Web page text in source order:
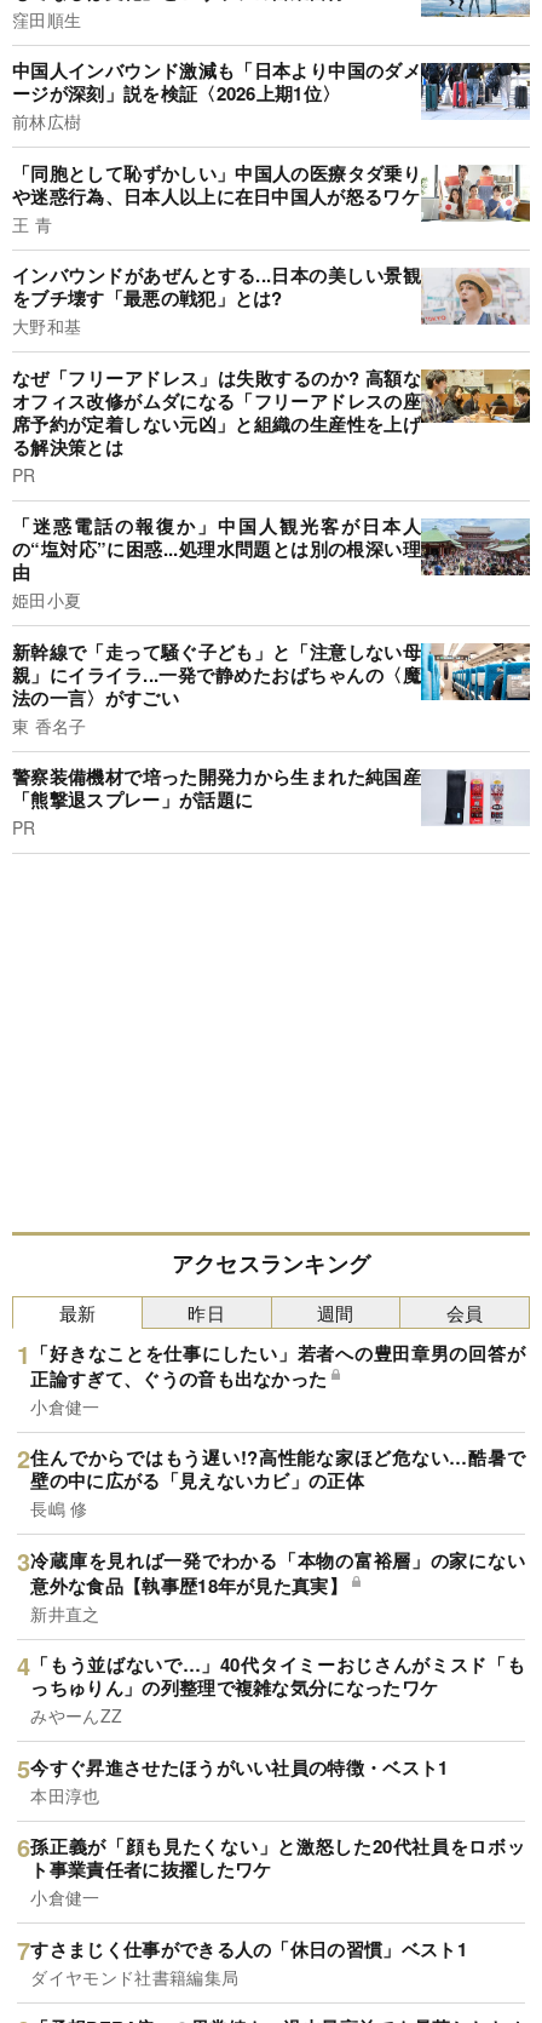
窪田順生
中国人インバウンド激減も「日本より中国のダメ
ージが深刻」説を検証〈2026上期1位〉
前林広樹
「同胞として恥ずかしい」中国人の医療タダ乗り
や迷惑行為、日本人以上に在日中国人が怒るワケ
王 青
インバウンドがあぜんとする...日本の美しい景観
をブチ壊す「最悪の戦犯」とは?
大野和基
なぜ「フリーアドレス」は失敗するのか? 高額な
オフィス改修がムダになる「フリーアドレスの座
席予約が定着しない元凶」と組織の生産性を上げ
る解決策とは
PR
「迷惑電話の報復か」中国人観光客が日本人
の“塩対応”に困惑...処理水問題とは別の根深い理
由
姫田小夏
新幹線で「走って騒ぐ子ども」と「注意しない母
親」にイライラ...一発で静めたおばちゃんの〈魔
法の一言〉がすごい
東 香名子
警察装備機材で培った開発力から生まれた純国産
「熊撃退スプレー」が話題に
PR
アクセスランキング
最新
「好きなことを仕事にしたい」若者への豊田章男の回答が
正論すぎて、ぐうの音も出なかった
小倉健一
住んでからではもう遅い!?高性能な家ほど危ない…酷暑で
壁の中に広がる「見えないカビ」の正体
長嶋 修
冷蔵庫を見れば一発でわかる「本物の富裕層」の家にない
意外な食品【執事歴18年が見た真実】
新井直之
「もう並ばないで…」40代タイミーおじさんがミスド「も
っちゅりん」の列整理で複雑な気分になったワケ
みやーんZZ
今すぐ昇進させたほうがいい社員の特徴・ベスト1
本田淳也
孫正義が「顔も見たくない」と激怒した20代社員をロボッ
ト事業責任者に抜擢したワケ
小倉健一
すさまじく仕事ができる人の「休日の習慣」ベスト1
ダイヤモンド社書籍編集局
昨日 週間 会員